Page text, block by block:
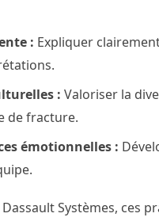
: Expliquer
: Valoriser la
de fracture.
émotionnelles :
Systèmes, ces